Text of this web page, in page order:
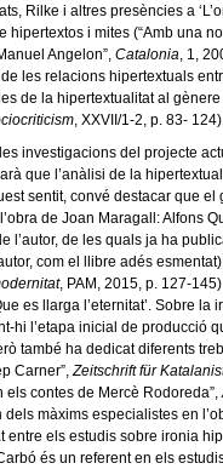
Rilke i altres presències a
hipertextos i mites (“Amb una
Angelon”, Catalonia , 1,
de les relacions hipertextuals
de la hipertextualitat al
, XXVII/1-2, p. 83- 124).
investigacions del projecte
que l’anàlisi de la
sentit, convé destacar que
de Joan Maragall: Alfons
l’autor, de les quals ja ha
com el llibre adés
, PAM, 2015, p. 127-
es llarga l’eternitat’. Sobre la
hi l’etapa inicial de producció
també ha dedicat diferents
Carner”,Zeitschrift für
els contes de Mercè Rodoreda”,
màxims especialistes en
entre els estudis sobre ironia
és un referent en els